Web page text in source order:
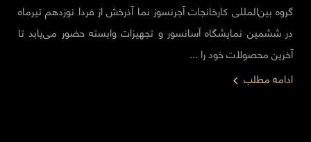
گروه بین‌المللی کارخانجات آجرنسوز نما آذرخش از فردا نوزدهم تیرماه
در ششمین نمایشگاه آسانسور و تجهیزات وابسته حضور می‌یابد تا
آخرین محصولات خود را ...
ادامه مطلب